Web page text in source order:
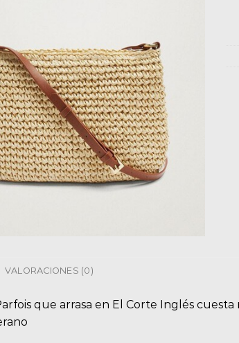
VALORACIONES (0)
que arrasa en El Corte Inglés